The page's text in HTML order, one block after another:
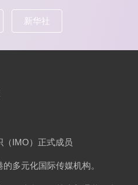
新华社
（IMO）正式成员
多元化国际传媒机构。